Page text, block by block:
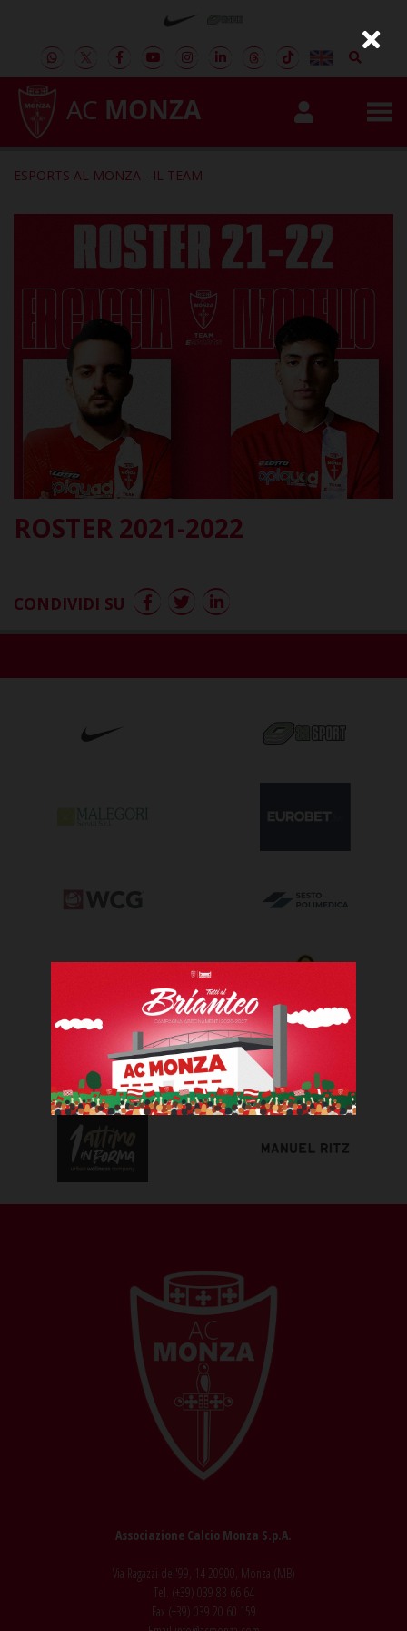
AC MONZA
ESPORTS AL MONZA - IL TEAM
ROSTER 2021-2022
CONDIVIDI SU
Associazione Calcio Monza S.p.A.
Via Ragazzi del'99, 14 20900, Monza (MB)
Tel. (+39) 039 83 66 64
Fax (+39) 039 20 60 159